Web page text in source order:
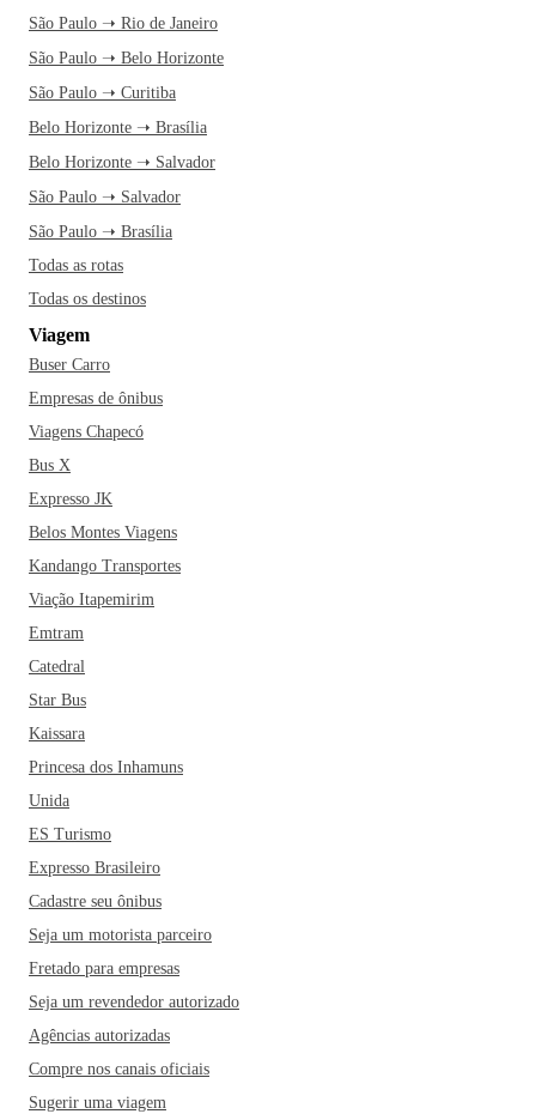
São Paulo ➝ Rio de Janeiro
São Paulo ➝ Belo Horizonte
São Paulo ➝ Curitiba
Belo Horizonte ➝ Brasília
Belo Horizonte ➝ Salvador
São Paulo ➝ Salvador
São Paulo ➝ Brasília
Todas as rotas
Todas os destinos
Viagem
Buser Carro
Empresas de ônibus
Viagens Chapecó
Bus X
Expresso JK
Belos Montes Viagens
Kandango Transportes
Viação Itapemirim
Emtram
Catedral
Star Bus
Kaissara
Princesa dos Inhamuns
Unida
ES Turismo
Expresso Brasileiro
Cadastre seu ônibus
Seja um motorista parceiro
Fretado para empresas
Seja um revendedor autorizado
Agências autorizadas
Compre nos canais oficiais
Sugerir uma viagem